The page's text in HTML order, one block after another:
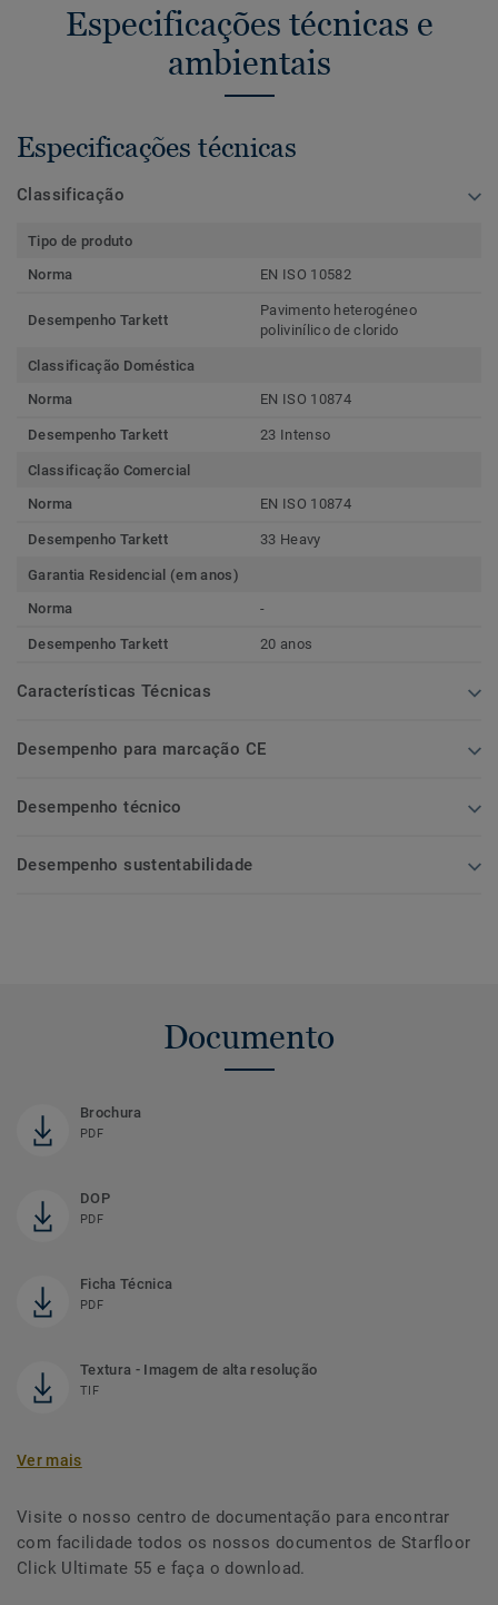
Especificações técnicas e
ambientais
Especificações técnicas
Classificação
Tipo de produto
Norma
EN ISO 10582
Desempenho Tarkett
Pavimento heterogéneo
polivinílico de clorido
Classificação Doméstica
Norma
EN ISO 10874
Desempenho Tarkett 23 Intenso
Classificação Comercial
Norma
EN ISO 10874
Desempenho Tarkett 33 Heavy
Garantia Residencial (em anos)
Norma
-
Desempenho Tarkett 20 anos
Características Técnicas
Desempenho para marcação CE
Desempenho técnico
Desempenho sustentabilidade
Documento
Brochura
PDF
DOP
PDF
Ficha Técnica
PDF
Textura - Imagem de alta resolução
TIF
Ver mais
Visite o nosso centro de documentação para encontrar
com facilidade todos os nossos documentos de Starfloor
Click Ultimate 55 e faça o download.